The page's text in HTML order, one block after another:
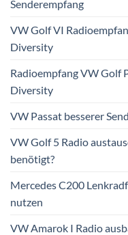
Senderempfang
VW Golf VI
Diversity
Radioempfang VW Golf
Diversity
VW Passat besserer
VW Golf 5 Radio
benötigt?
Mercedes C200
nutzen
VW Amarok I Radio